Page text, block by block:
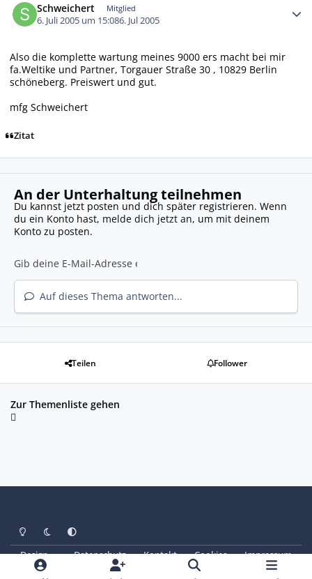
Schweichert Mitglied
6. Juli 2005 um 15:086. Jul 2005
Also die komplette wartung meines 9000 ers macht bei mir
fa.Weltike und Partner, Torgauer Straße 30 , 10829 Berlin
schöneberg. Preiswert und gut.
mfg Schweichert
Zitat
An der Unterhaltung teilnehmen
Du kannst jetzt posten und dich später registrieren. Wenn
du ein Konto hast, melde dich jetzt an, um mit deinem
Konto zu posten.
Auf dieses Thema antworten...
Teilen Follower
Zur Themenliste gehen
Heller ModusDunkler Modus
Systemeinstellung
Design Datenschutz Kontakt Cookies
Impressum
© Copyright 2025 - SAABoteure e. V.
Powered by Invision Community